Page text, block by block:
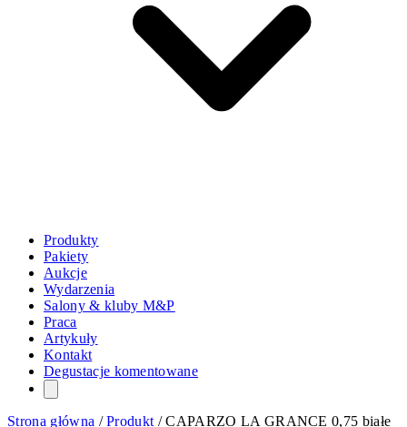
Produkty
Pakiety
Aukcje
Wydarzenia
Salony & kluby M&P
Praca
Artykuły
Kontakt
Degustacje komentowane
Strona główna /Produkt /CAPARZO LA GRANCE 0,75 białe